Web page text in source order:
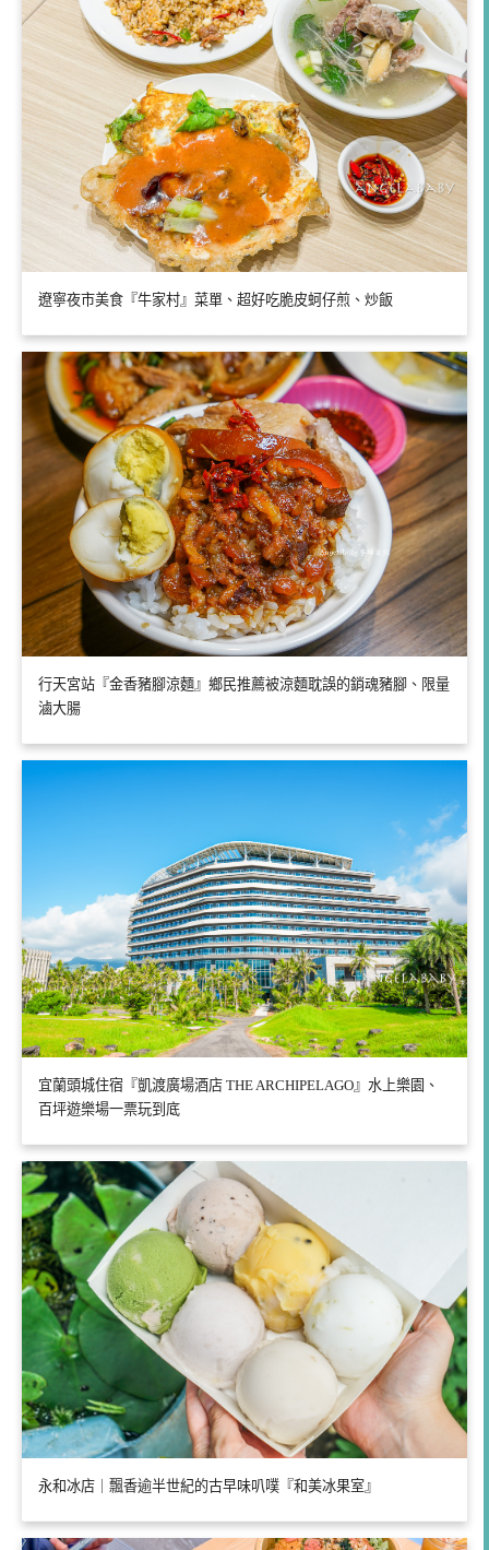
遼寧夜市美食『牛家村』菜單、超好吃脆皮蚵仔煎、炒飯
行天宮站『金香豬腳涼麵』鄉民推薦被涼麵耽誤的銷魂豬腳、限量
滷大腸
宜蘭頭城住宿『凱渡廣場酒店 THE ARCHIPELAGO』水上樂園、
百坪遊樂場一票玩到底
永和冰店｜飄香逾半世紀的古早味叭噗『和美冰果室』